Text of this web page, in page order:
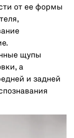
от ее формы
щупы
а
и задней